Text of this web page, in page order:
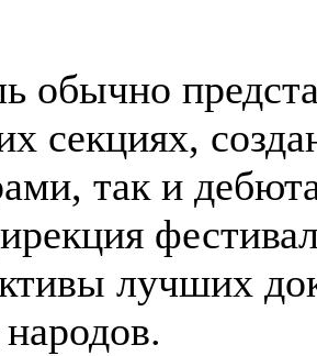
обычно
секциях,
так и
лучших